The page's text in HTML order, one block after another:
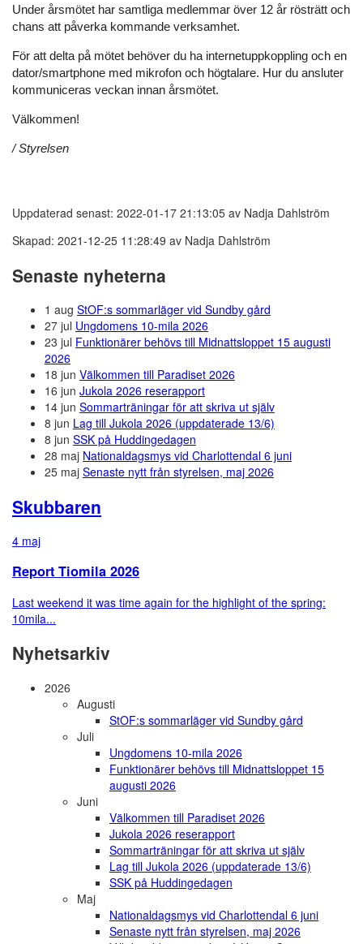
Under årsmötet har samtliga medlemmar över 12 år rösträtt och
chans att påverka kommande verksamhet.
För att delta på mötet behöver du ha internetuppkoppling och en
dator/smartphone med mikrofon och högtalare. Hur du ansluter
kommuniceras veckan innan årsmötet.
Välkommen!
/ Styrelsen
Uppdaterad senast: 2022-01-17 21:13:05 av Nadja Dahlström
Skapad: 2021-12-25 11:28:49 av Nadja Dahlström
Senaste nyheterna
1 aug StOF:s sommarläger vid Sundby gård
27 jul Ungdomens 10-mila 2026
23 jul Funktionärer behövs till Midnattsloppet 15 augusti
2026
18 jun Välkommen till Paradiset 2026
16 jun Jukola 2026 reserapport
14 jun Sommarträningar för att skriva ut själv
8 jun Lag till Jukola 2026 (uppdaterade 13/6)
8 jun SSK på Huddingedagen
28 maj Nationaldagsmys vid Charlottendal 6 juni
25 maj Senaste nytt från styrelsen, maj 2026
Skubbaren
4 maj
Report Tiomila 2026
Last weekend it was time again for the highlight of the spring:
10mila...
Nyhetsarkiv
2026
Augusti
StOF:s sommarläger vid Sundby gård
Juli
Ungdomens 10-mila 2026
Funktionärer behövs till Midnattsloppet 15
augusti 2026
Juni
Välkommen till Paradiset 2026
Jukola 2026 reserapport
Sommarträningar för att skriva ut själv
Lag till Jukola 2026 (uppdaterade 13/6)
SSK på Huddingedagen
Maj
Nationaldagsmys vid Charlottendal 6 juni
Senaste nytt från styrelsen, maj 2026